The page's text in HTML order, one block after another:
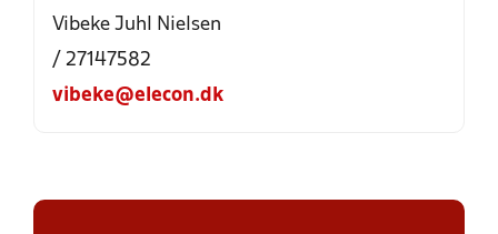
Vibeke Juhl Nielsen
/ 27147582
vibeke@elecon.dk